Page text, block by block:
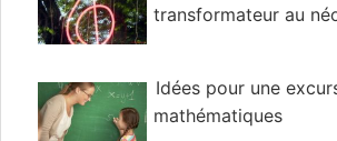
transformateur au
Idées pour une
mathématiques